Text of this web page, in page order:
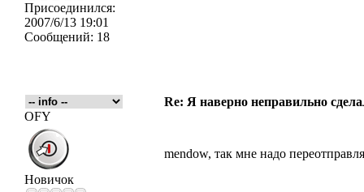
Присоединился:
2007/6/13 19:01
Сообщений: 18
Re: Я наверно неправильно
OFY
Новичок
mendow, так мне надо